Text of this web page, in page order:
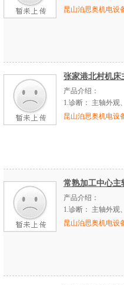
昆山泊思奥机电设
张家港北村机床
产品介绍：
1.诊断：
主轴外观
昆山泊思奥机电设
常熟加工中心主
产品介绍：
1.诊断：
主轴外观
昆山泊思奥机电设